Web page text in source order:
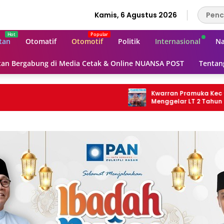
Kamis, 6 Agustus 2026
Otomatif Otomotif Politik Internasional
Bergabung di Media Cetak & Online NUANSA POST
Kwarran Pramuka Kec Ciamis
Menggelar LT 2 Tahun 2026